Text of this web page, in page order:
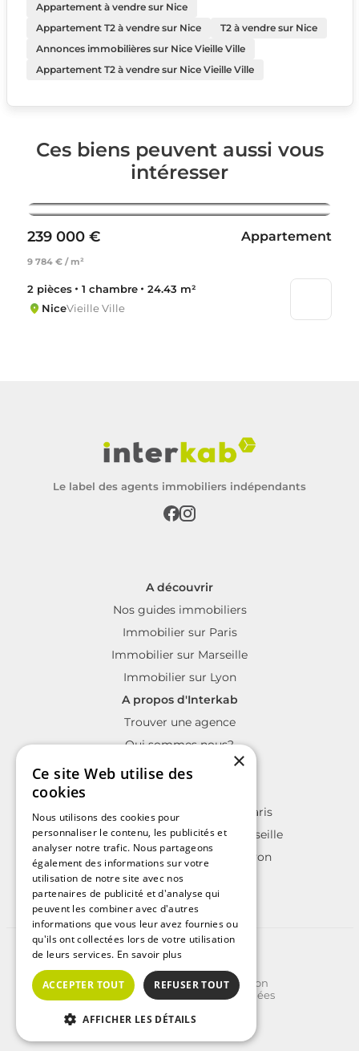
Appartement à vendre sur Nice
Appartement T2 à vendre sur Nice
T2 à vendre sur Nice
Annonces immobilières sur Nice Vieille Ville
Appartement T2 à vendre sur Nice Vieille Ville
Afficher le n°
Ces biens peuvent aussi vous
intéresser
239 000 €
9 784 € / m²
Appartement
2 pièces 1 chambre
24.43 m²
NiceVieille Ville
Le label des agents immobiliers indépendants
A découvrir
Nos guides immobiliers
Immobilier sur Paris
Immobilier sur Marseille
Immobilier sur Lyon
A propos d'Interkab
Trouver une agence
Qui sommes nous?
La charte Interkab
Annonces immobilières sur Paris
Annonces immobilières sur Marseille
Annonces immobilières sur Lyon
©2025 | Tous droits réservés
Plan du site
Conditions Générales d'Utilisation
Politique de protection des données
Crédits
×
Ce site Web utilise des
cookies
Nous utilisons des cookies pour
personnaliser le contenu, les publicités et
analyser notre trafic. Nous partageons
également des informations sur votre
utilisation de notre site avec nos
partenaires de publicité et d'analyse qui
peuvent les combiner avec d'autres
informations que vous leur avez fournies ou
qu'ils ont collectées lors de votre utilisation
de leurs services. En savoir plus
ACCEPTER TOUT REFUSER TOUT
AFFICHER LES DÉTAILS